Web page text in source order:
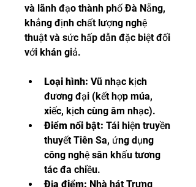
và lãnh đạo thành phố Đà Nẵng,
khẳng định chất lượng nghệ
thuật và sức hấp dẫn đặc biệt đối
với khán giả.
Loại hình: Vũ nhạc kịch
đương đại (kết hợp múa,
xiếc, kịch cùng âm nhạc).
Điểm nổi bật: Tái hiện truyền
thuyết Tiên Sa, ứng dụng
công nghệ sân khấu tương
tác đa chiều.
Địa điểm: Nhà hát Trưng